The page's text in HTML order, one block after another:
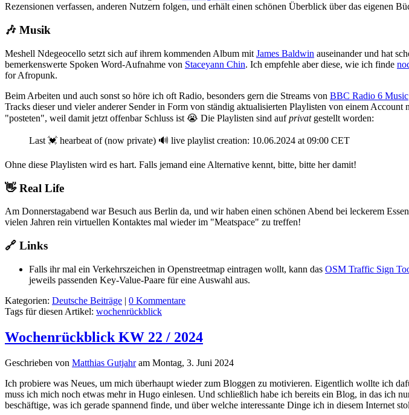
Rezensionen verfassen, anderen Nutzern folgen, und erhält einen schönen Überblick über das eigenen
🎶 Musik
Meshell Ndegeocello setzt sich auf ihrem kommenden Album mit James Baldwin auseinander und hat
bemerkenswerte Spoken Word-Aufnahme von Staceyann Chin. Ich empfehle aber diese, wie ich finde
for Afropunk.
Beim Arbeiten und auch sonst so höre ich oft Radio, besonders gern die Streams von BBC Radio 6 Music
Tracks dieser und vieler anderer Sender in Form von ständig aktualisierten Playlisten von einem Account
"posteten", weil damit jetzt offenbar Schluss ist 😭 Die Playlisten sind aufprivatgestellt worden:
Last 💓 hearbeat of (now private) 🔊 live playlist creation: 10.06.2024 at 09:00 CET
Ohne diese Playlisten wird es hart. Falls jemand eine Alternative kennt, bitte, bitte her damit!
👋 Real Life
Am Donnerstagabend war Besuch aus Berlin da, und wir haben einen schönen Abend bei leckerem
vielen Jahren rein virtuellen Kontaktes mal wieder im "Meatspace" zu treffen!
🔗 Links
Falls ihr mal ein Verkehrszeichen in Openstreetmap eintragen wollt, kann das OSM Traffic Sign
jeweils passenden Key-Value-Paare für eine Auswahl aus.
Kategorien: Deutsche Beiträge | 0 Kommentare
Tags für diesen Artikel: wochenrückblick
Wochenrückblick KW 22 / 2024
Geschrieben von Matthias Gutjahram Montag, 3. Juni 2024
Ich probiere was Neues, um mich überhaupt wieder zum Bloggen zu motivieren. Eigentlich wollte ich
muss ich mich noch etwas mehr in Hugo einlesen. Und schließlich habe ich bereits ein Blog, in das ich
beschäftige, was ich gerade spannend finde, und über welche interessante Dinge ich in diesem Internet